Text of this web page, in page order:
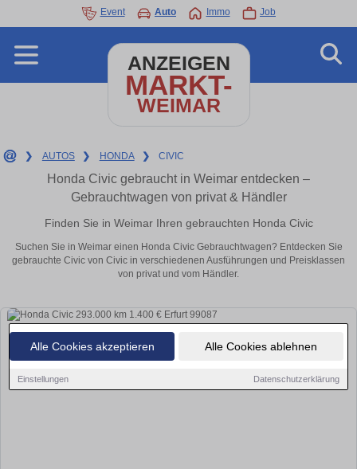
Alle Cookies akzeptieren Alle Cookies ablehnen
Einstellungen Datenschutzerklärung
Event Auto Immo Job
ANZEIGEN
MARKT-
WEIMAR
❯ AUTOS ❯ HONDA ❯ CIVIC
Honda Civic gebraucht in Weimar entdecken –
Gebrauchtwagen von privat & Händler
Finden Sie in Weimar Ihren gebrauchten Honda Civic
Suchen Sie in Weimar einen Honda Civic Gebrauchtwagen? Entdecken Sie
gebrauchte Civic von Civic in verschiedenen Ausführungen und Preisklassen
von privat und vom Händler.